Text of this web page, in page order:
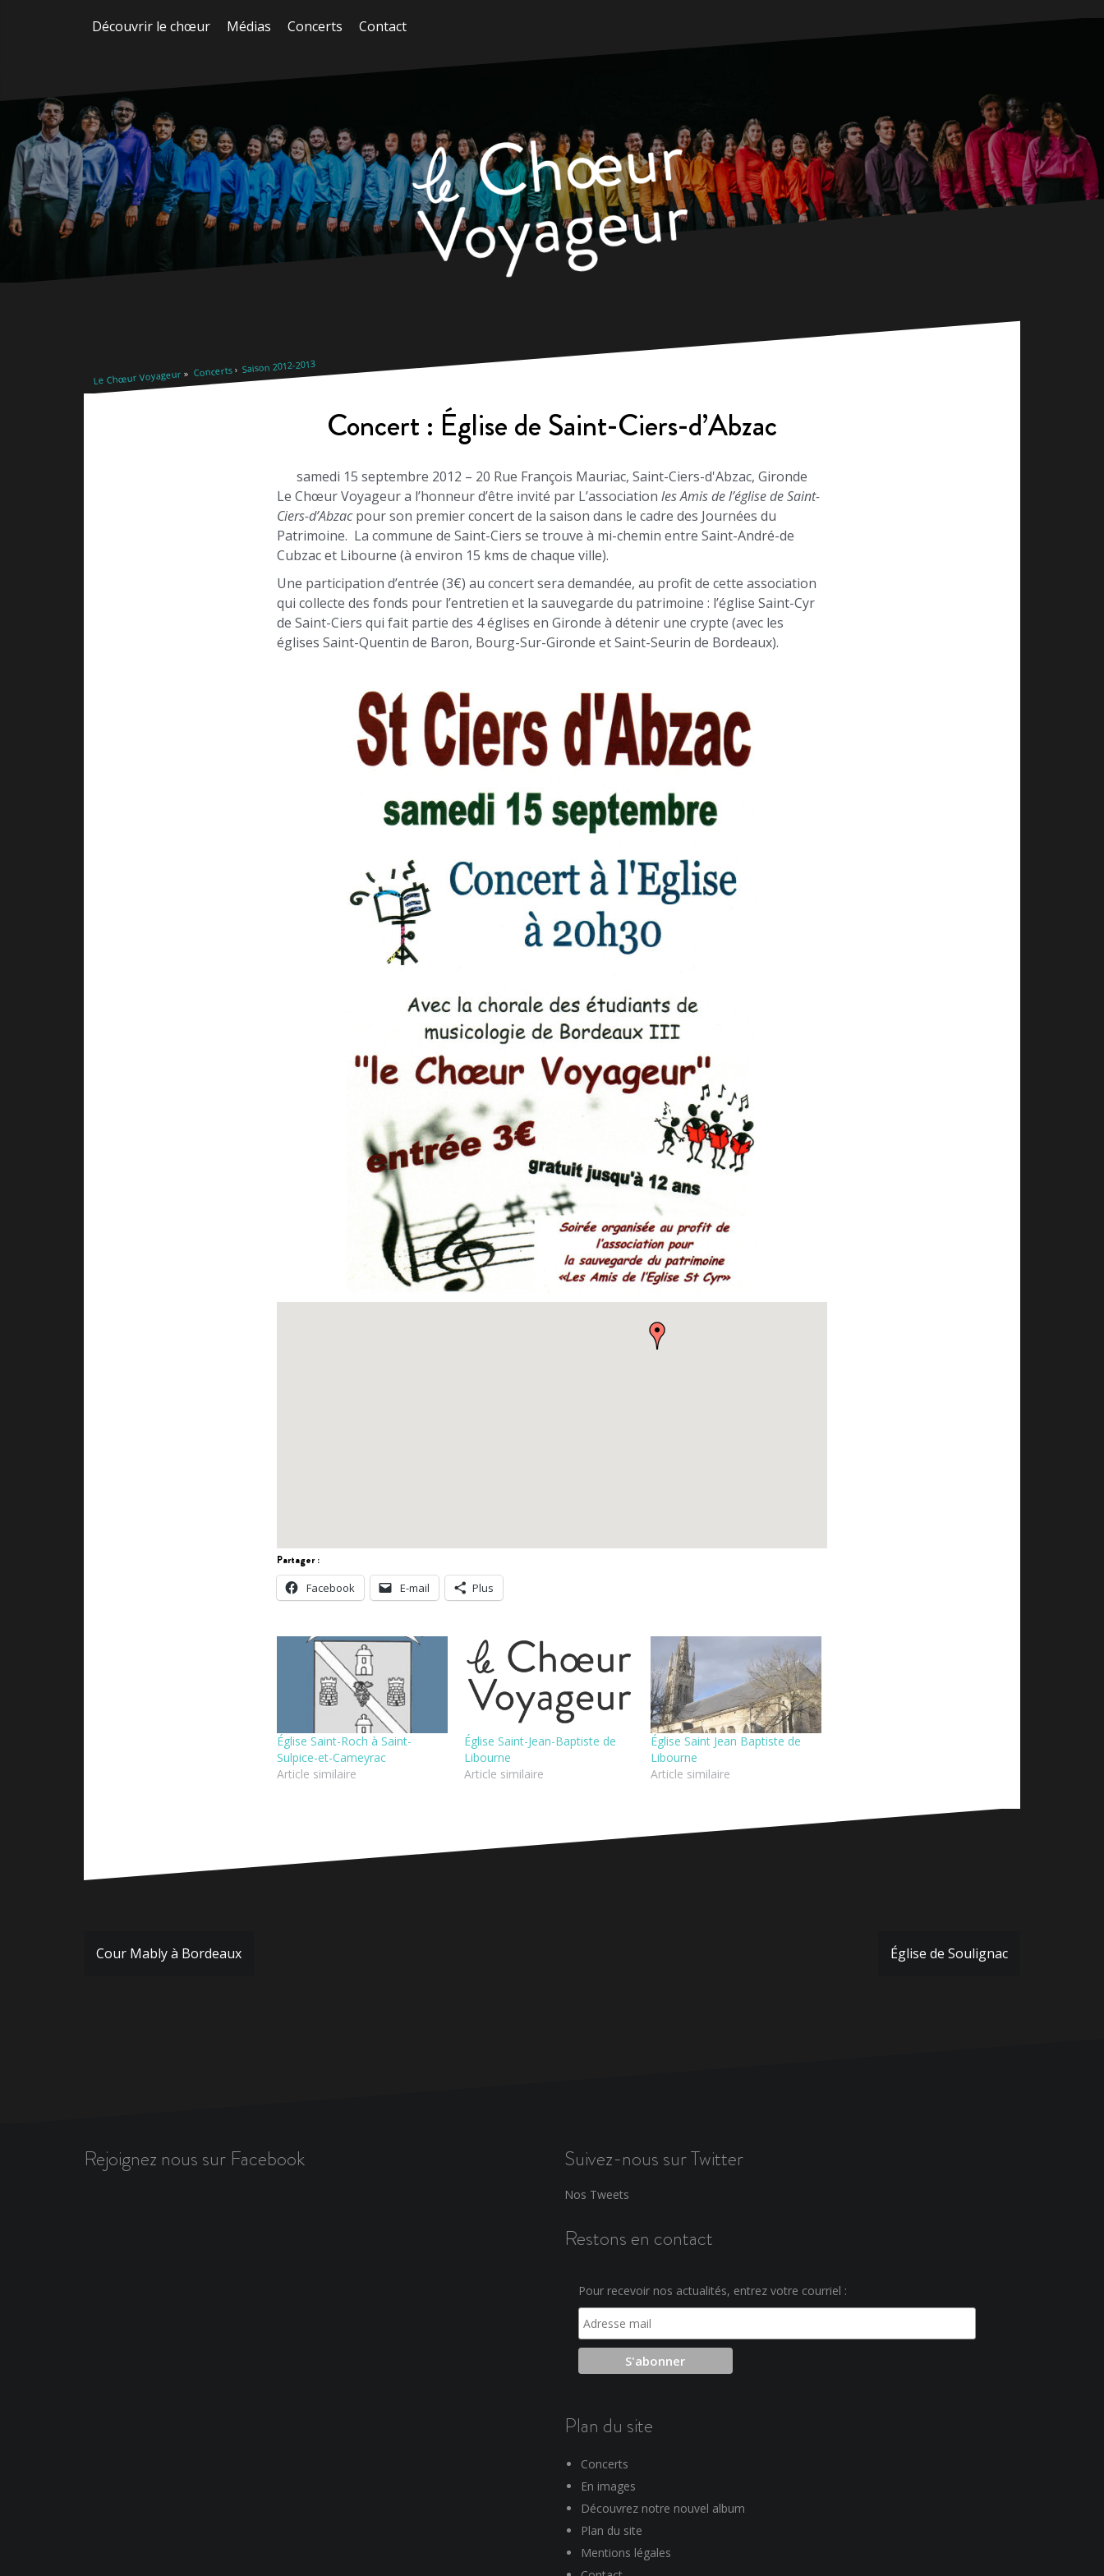
Découvrir le chœur Médias Concerts Contact
Le Chœur Voyageur Concerts Saison 2012-2013
Concert : Église de Saint-Ciers-d’Abzac
samedi 15 septembre 2012 – 20 Rue François Mauriac, Saint-Ciers-d'Abzac, Gironde
Le Chœur Voyageur a l’honneur d’être invité par L’association les Amis de l’église de Saint-
Ciers-d’Abzacpour son premier concert de la saison dans le cadre des Journées du
Patrimoine. La commune de Saint-Ciers se trouve à mi-chemin entre Saint-André-de
Cubzac et Libourne (à environ 15 kms de chaque ville).
Une participation d’entrée (3€) au concert sera demandée, au profit de cette association
qui collecte des fonds pour l’entretien et la sauvegarde du patrimoine : l’église Saint-Cyr
de Saint-Ciers qui fait partie des 4 églises en Gironde à détenir une crypte (avec les
églises Saint-Quentin de Baron, Bourg-Sur-Gironde et Saint-Seurin de Bordeaux).
Partager :
Facebook
E-mail Plus
Église Saint-Roch à Saint-
Sulpice-et-Cameyrac
Article similaire
Église Saint-Jean-Baptiste de
Libourne
Article similaire
Église Saint Jean Baptiste de
Libourne
Article similaire
Navigation
Cour Mably à Bordeaux Église de Soulignac
Rejoignez nous sur Facebook Suivez-nous sur Twitter
Nos Tweets
Restons en contact
Pour recevoir nos actualités, entrez votre courriel :
Plan du site
Concerts
En images
Découvrez notre nouvel album
Plan du site
Mentions légales